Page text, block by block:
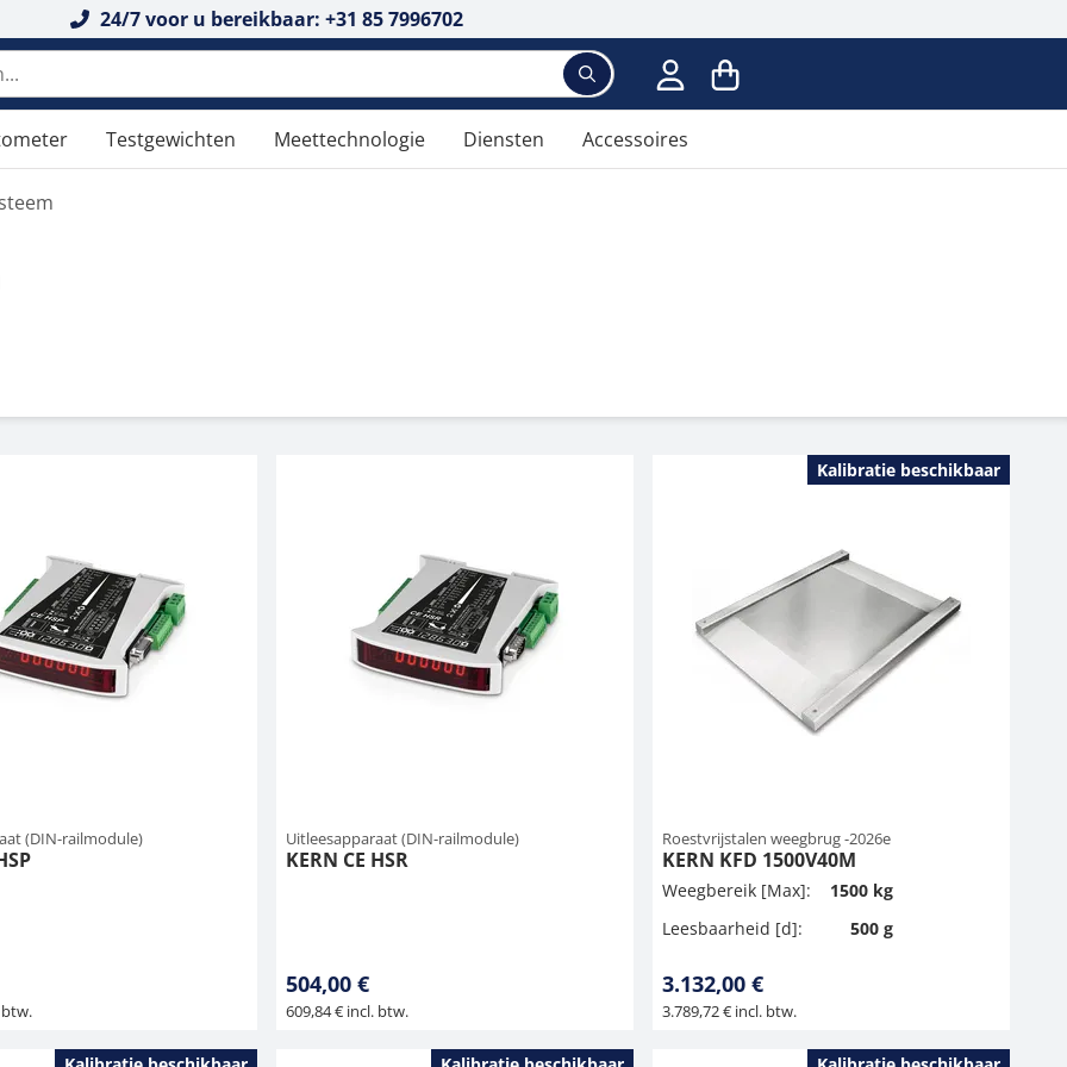
24/7 voor u bereikbaar: +31 85 7996702
doorzoeken Voer een zoekterm in; er verschijnen suggesties
Testgewichten Meettechnologie Diensten Accessoires
(DIN-railmodule)
btw.
Uitleesapparaat (DIN-railmodule)
KERN CE HSR
504,00 €
609,84 € incl. btw.
Kalibratie beschikbaar
Roestvrijstalen weegbrug -2026e
KERN KFD 1500V40M
Weegbereik [Max]:
1500 kg
Leesbaarheid [d]:
500 g
3.132,00 €
3.789,72 € incl. btw.